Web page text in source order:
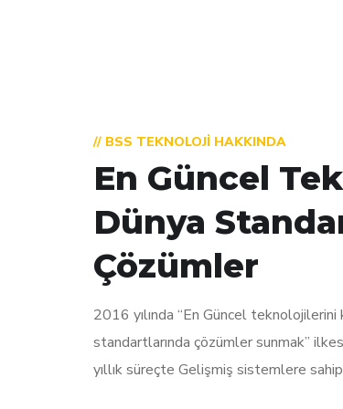
// BSS TEKNOLOJI HAKKINDA
En Güncel
Dünya
Çözümler
2016 yılında “En Güncel
standartlarında çözümler sunmak”
yıllık süreçte Gelişmiş sistemlere sahip